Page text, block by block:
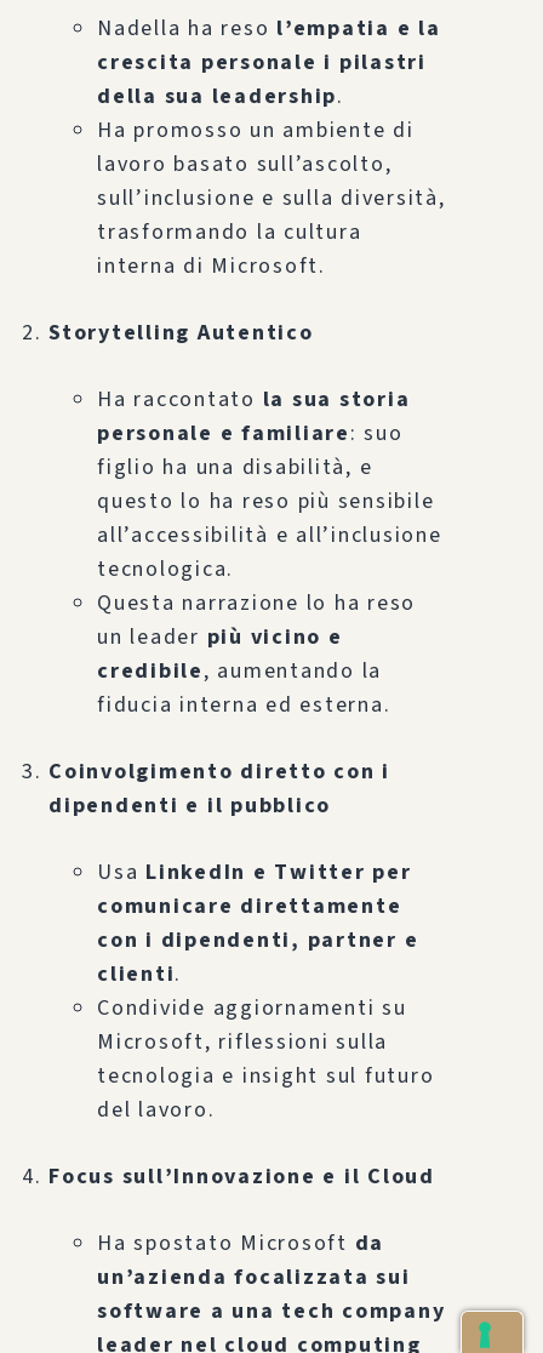
Nadella ha reso l’empatia e la
crescita personale i pilastri
della sua leadership.
Ha promosso un ambiente di
lavoro basato sull’ascolto,
sull’inclusione e sulla diversità,
trasformando la cultura
interna di Microsoft.
Storytelling Autentico
Ha raccontato la sua storia
personale e familiare: suo
figlio ha una disabilità, e
questo lo ha reso più sensibile
all’accessibilità e all’inclusione
tecnologica.
Questa narrazione lo ha reso
un leader più vicino e
credibile, aumentando la
fiducia interna ed esterna.
Coinvolgimento diretto con i
dipendenti e il pubblico
Usa LinkedIn e Twitter per
comunicare direttamente
con i dipendenti, partner e
clienti.
Condivide aggiornamenti su
Microsoft, riflessioni sulla
tecnologia e insight sul futuro
del lavoro.
Focus sull’Innovazione e il Cloud
Ha spostato Microsoft da
un’azienda focalizzata sui
software a una tech company
leader nel cloud computing